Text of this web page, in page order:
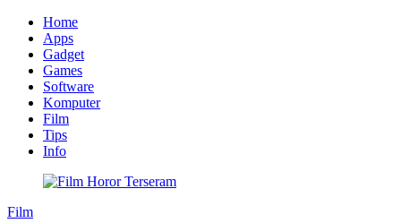
Home
Apps
Gadget
Games
Software
Komputer
Film
Tips
Info
Film